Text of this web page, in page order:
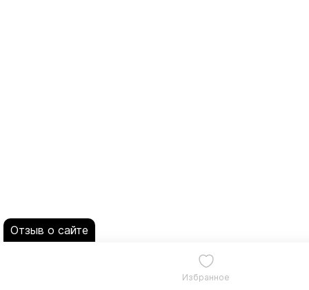
Избранное
Отзыв о сайте